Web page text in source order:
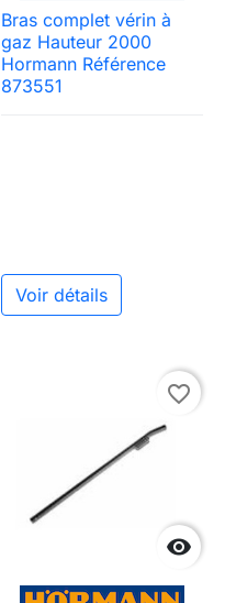
Bras complet vérin à
gaz Hauteur 2000
Hormann Référence
873551
Voir détails

favorite_border